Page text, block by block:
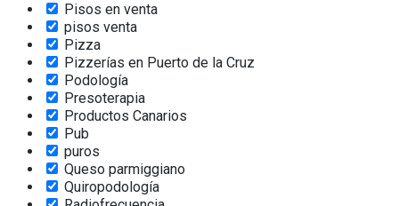
Pisos en venta
pisos venta
Pizza
Pizzerías en Puerto de la Cruz
Podología
Presoterapia
Productos Canarios
Pub
puros
Queso parmiggiano
Quiropodología